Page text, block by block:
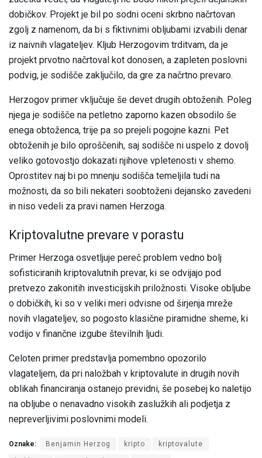
dobičkov. Projekt je bil po sodni oceni skrbno načrtovan
zgolj z namenom, da bi s fiktivnimi obljubami izvabili denar
iz naivnih vlagateljev. Kljub Herzogovim trditvam, da je
projekt prvotno načrtoval kot donosen, a zapleten poslovni
podvig, je sodišče zaključilo, da gre za načrtno prevaro.
Herzogov primer vključuje še devet drugih obtoženih. Poleg
njega je sodišče na petletno zaporno kazen obsodilo še
enega obtoženca, trije pa so prejeli pogojne kazni. Pet
obtoženih je bilo oproščenih, saj sodišče ni uspelo z dovolj
veliko gotovostjo dokazati njihove vpletenosti v shemo.
Oprostitev naj bi po mnenju sodišča temeljila tudi na
možnosti, da so bili nekateri soobtoženi dejansko zavedeni
in niso vedeli za pravi namen Herzoga.
Kriptovalutne prevare v porastu
Primer Herzoga osvetljuje pereč problem vedno bolj
sofisticiranih kriptovalutnih prevar, ki se odvijajo pod
pretvezo zakonitih investicijskih priložnosti. Visoke obljube
o dobičkih, ki so v veliki meri odvisne od širjenja mreže
novih vlagateljev, so pogosto klasične piramidne sheme, ki
vodijo v finančne izgube številnih ljudi.
Celoten primer predstavlja pomembno opozorilo
vlagateljem, da pri naložbah v kriptovalute in drugih novih
oblikah financiranja ostanejo previdni, še posebej ko naletijo
na obljube o nenavadno visokih zaslužkih ali podjetja z
nepreverljivimi poslovnimi modeli.
Oznake: Benjamin Herzog kripto kriptovalute